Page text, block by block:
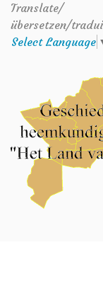
Translate/
übersetzen/
Select Language